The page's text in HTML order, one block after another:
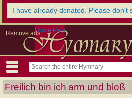
I have already donated. Please don't
Remove adsHome Page
Freilich bin ich arm und bloß